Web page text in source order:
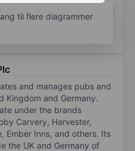
til flere diagrammer
and manages pubs and
Kingdom and Germany.
under the brands
Carvery, Harvester,
Ember Inns, and others. Its
the UK and Germany of